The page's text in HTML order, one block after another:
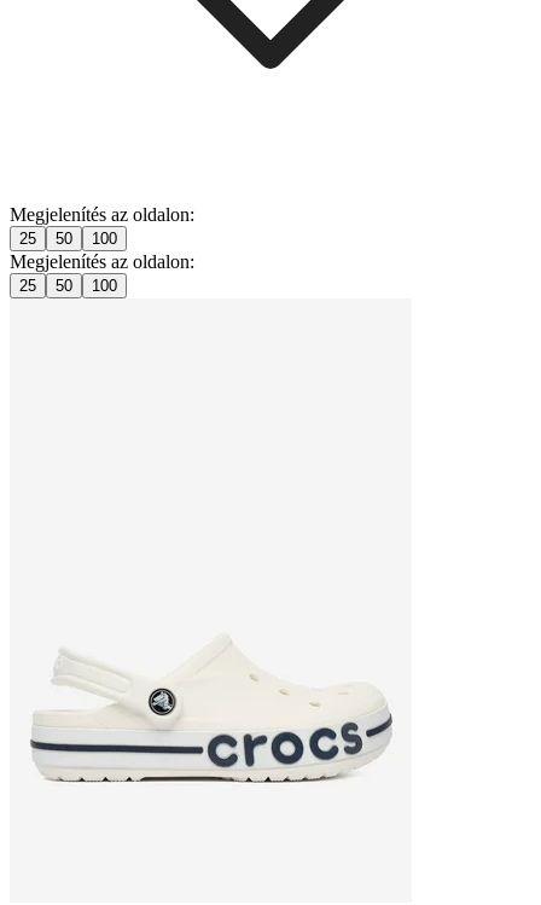
Megjelenítés az oldalon:
25 50 100
Megjelenítés az oldalon:
25 50 100